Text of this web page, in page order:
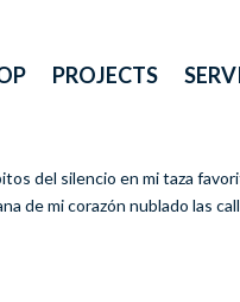
PROJECTS
del silencio en mi taza
de mi corazón nublado las